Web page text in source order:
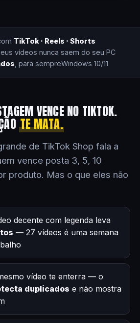
TikTok · Reels · Shorts
vídeos nunca saem do seu PC
, para sempreWindows 10/11
VENCE NO TIKTOK.
TE MATA.
de TikTok Shop fala a
vence posta 3, 5, 10
produto. Mas o que eles não
decente com legenda leva
— 27 vídeos é uma semana
vídeo te enterra — o
duplicados e não mostra